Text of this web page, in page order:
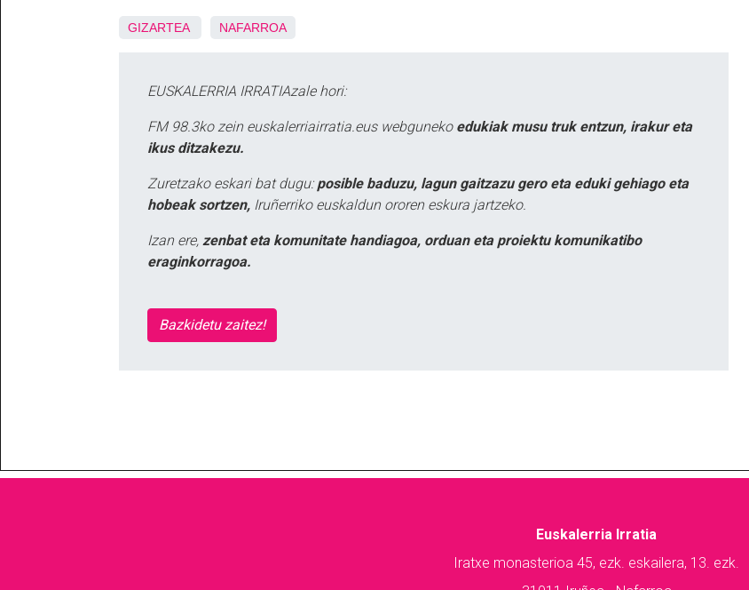
GIZARTEA NAFARROA
EUSKALERRIA IRRATIAzale hori:
FM 98.3ko zein euskalerriairratia.eus webguneko edukiak musu truk entzun, irakur eta
ikus ditzakezu.
Zuretzako eskari bat dugu: posible baduzu, lagun gaitzazu gero eta eduki gehiago eta
hobeak sortzen, Iruñerriko euskaldun ororen eskura jartzeko.
Izan ere, zenbat eta komunitate handiagoa, orduan eta proiektu komunikatibo
eraginkorragoa.
Bazkidetu zaitez!
Euskalerria Irratia
Iratxe monasterioa 45, ezk. eskailera, 13. ezk.